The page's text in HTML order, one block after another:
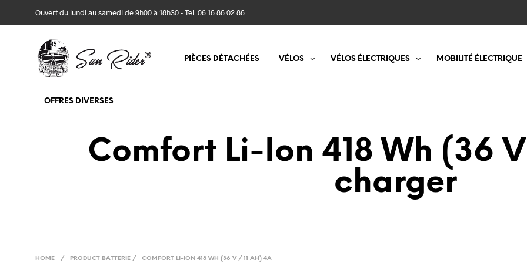
Ouvert du lundi au samedi de 9h00 à 18h30 - Tel: 06 16 86 02 86
PIÈCES DÉTACHÉES VÉLOS VÉLOS ÉLECTRIQUES MOBILITÉ ÉLECTRIQUE
OFFRES DIVERSES
Comfort Li-Ion 418 Wh (36
charger
HOME / PRODUCT BATTERIE / COMFORT LI-ION 418 WH (36 V / 11 AH) 4A